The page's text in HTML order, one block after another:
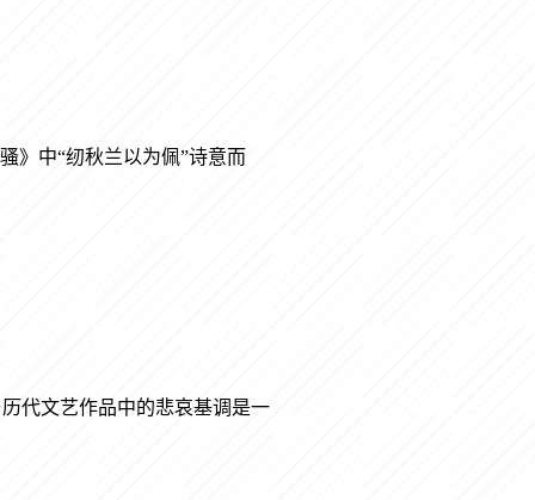
》中“纫秋兰以为佩”诗意而
代文艺作品中的悲哀基调是一